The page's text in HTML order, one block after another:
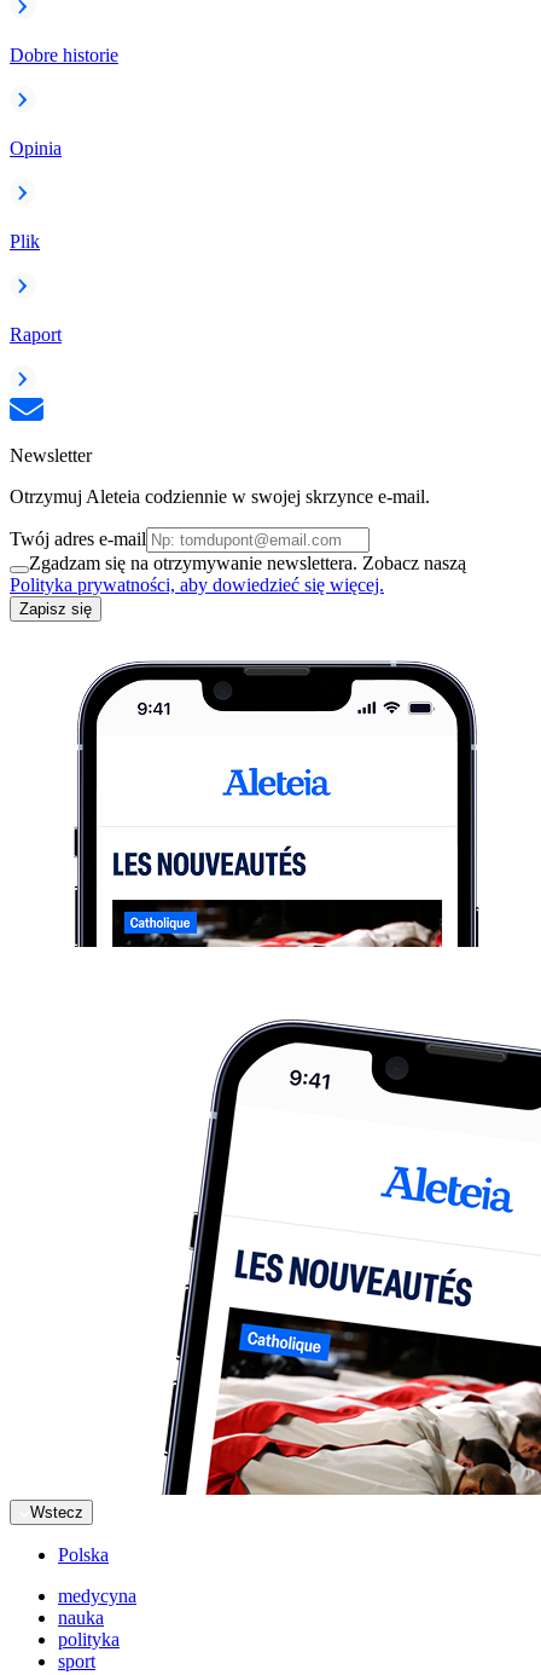
Dobre historie
Opinia
Plik
Raport
Newsletter
Otrzymuj Aleteia codziennie w swojej skrzynce e-mail.
Twój adres e-mail
Zgadzam się na otrzymywanie newslettera. Zobacz naszą
Polityka prywatności, aby dowiedzieć się więcej.
Zapisz się
Wstecz
Polska
medycyna
nauka
polityka
sport